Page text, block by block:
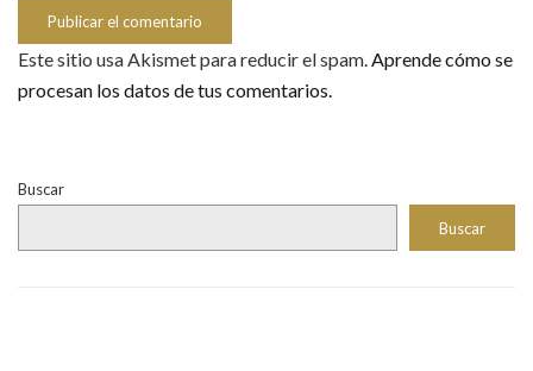
Este sitio usa Akismet para reducir el spam.Aprende cómo se
procesan los datos de tus comentarios.
Buscar
Buscar